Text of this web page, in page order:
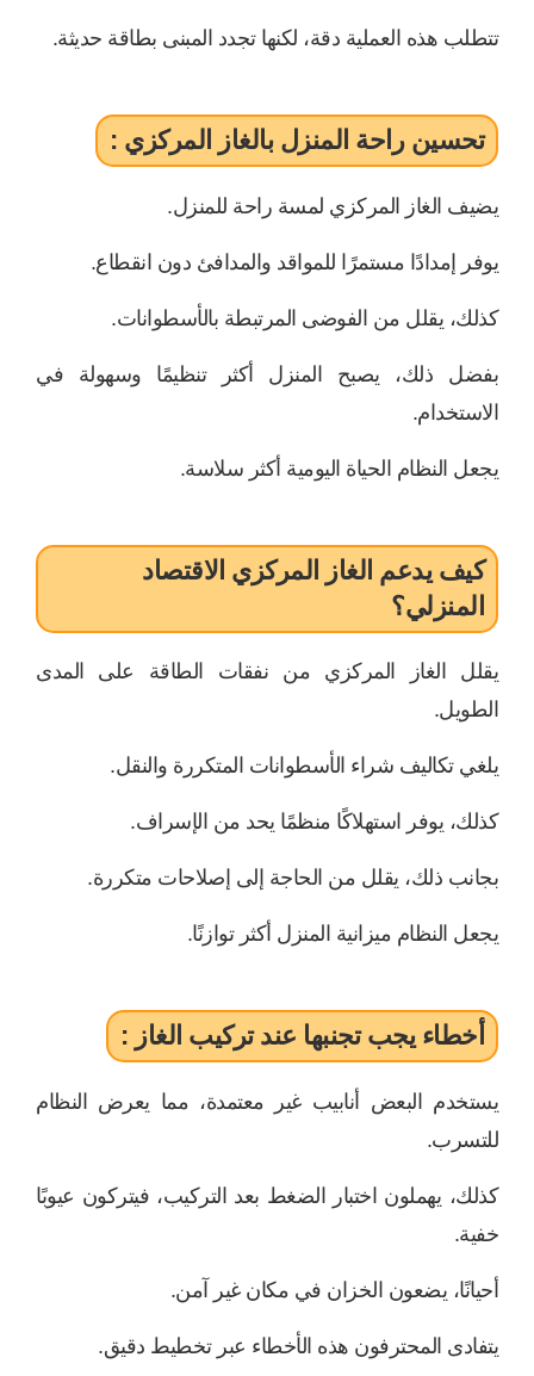
تتطلب هذه العملية دقة، لكنها تجدد المبنى بطاقة حديثة.
تحسين راحة المنزل بالغاز المركزي :
يضيف الغاز المركزي لمسة راحة للمنزل.
يوفر إمدادًا مستمرًا للمواقد والمدافئ دون انقطاع.
كذلك، يقلل من الفوضى المرتبطة بالأسطوانات.
بفضل ذلك، يصبح المنزل أكثر تنظيمًا وسهولة في
الاستخدام.
يجعل النظام الحياة اليومية أكثر سلاسة.
كيف يدعم الغاز المركزي الاقتصاد
المنزلي؟
يقلل الغاز المركزي من نفقات الطاقة على المدى
الطويل.
يلغي تكاليف شراء الأسطوانات المتكررة والنقل.
كذلك، يوفر استهلاكًا منظمًا يحد من الإسراف.
بجانب ذلك، يقلل من الحاجة إلى إصلاحات متكررة.
يجعل النظام ميزانية المنزل أكثر توازنًا.
أخطاء يجب تجنبها عند تركيب الغاز :
يستخدم البعض أنابيب غير معتمدة، مما يعرض النظام
للتسرب.
كذلك، يهملون اختبار الضغط بعد التركيب، فيتركون عيوبًا
خفية.
أحيانًا، يضعون الخزان في مكان غير آمن.
يتفادى المحترفون هذه الأخطاء عبر تخطيط دقيق.